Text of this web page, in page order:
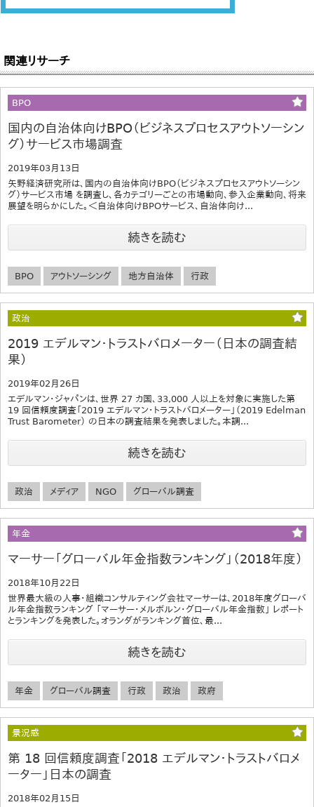
関連リサーチ
BPO
国内の自治体向けBPO（ビジネスプロセスアウトソーシン
グ）サービス市場調査
2019年03月13日
矢野経済研究所は、国内の自治体向けBPO（ビジネスプロセスアウトソーシン
グ）サービス市場 を調査し、各カテゴリーごとの市場動向、参入企業動向、将来
展望を明らかにした。＜自治体向けBPOサービス、自治体向け...
続きを読む
BPO アウトソーシング 地方自治体 行政
政治
2019 エデルマン・トラストバロメーター（日本の調査結
果）
2019年02月26日
エデルマン・ジャパンは、世界 27 カ国、33,000 人以上を対象に実施した第
19 回信頼度調査「2019 エデルマン・トラストバロメーター」（2019 Edelman
Trust Barometer） の日本の調査結果を発表しました。本調...
続きを読む
政治 メディア NGO グローバル調査
年金
マーサー「グローバル年金指数ランキング」（2018年度）
2018年10月22日
世界最大級の人事・組織コンサルティング会社マーサーは、2018年度グローバ
ル年金指数ランキング 「マーサー・メルボルン・グローバル年金指数」 レポート
とランキングを発表した。オランダがランキング首位、最...
続きを読む
年金 グローバル調査 行政 政治 政府
景況感
第 18 回信頼度調査「2018 エデルマン・トラストバロメ
ーター」日本の調査
2018年02月15日